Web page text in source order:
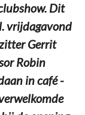
Dit
vrijdagavond
Gerrit
Robin
in café -